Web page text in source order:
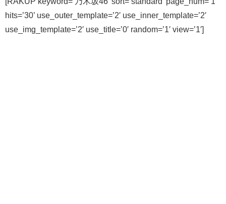
hits=’30’ use_outer_template=’2′ use_inner_template=’2′
use_img_template=’2′ use_title=’0′ random=’1′ view=’1′]